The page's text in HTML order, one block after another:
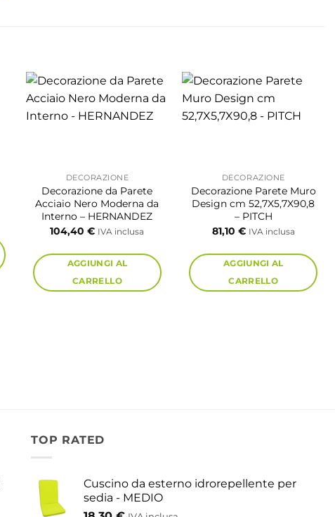
DECORAZIONE
Decorazione da Parete
Acciaio Nero Moderna da
Interno – HERNANDEZ
104,40€ IVA inclusa
AGGIUNGI AL
CARRELLO
DECORAZIONE
Decorazione Parete Muro
Design cm 52,7X5,7X90,8
– PITCH
81,10 € IVA inclusa
AGGIUNGI AL
CARRELLO
TOP RATED
Cuscino da esterno idrorepellente per
sedia - MEDIO